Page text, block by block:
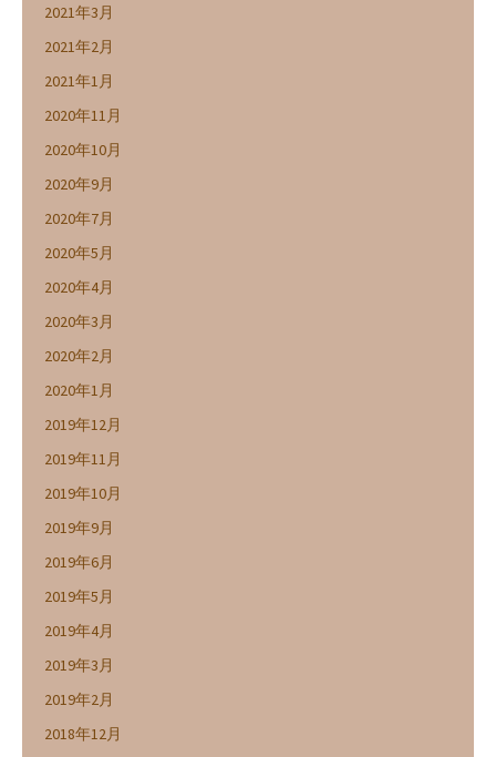
2021年3月
2021年2月
2021年1月
2020年11月
2020年10月
2020年9月
2020年7月
2020年5月
2020年4月
2020年3月
2020年2月
2020年1月
2019年12月
2019年11月
2019年10月
2019年9月
2019年6月
2019年5月
2019年4月
2019年3月
2019年2月
2018年12月